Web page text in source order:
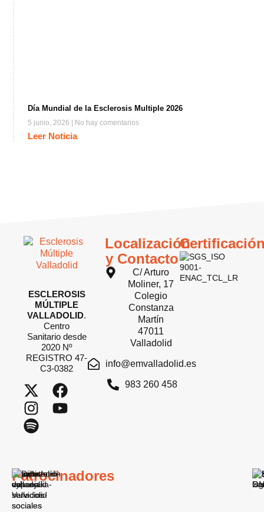
Día Mundial de la Esclerosis Multiple 2026
5 junio, 2026 No hay comentarios
Leer Noticia
ESCLEROSIS
MÚLTIPLE
VALLADOLID.
Centro
Sanitario desde
2020 Nº
REGISTRO 47-
C3-0382
Localización
y Contacto
C/ Arturo
Moliner, 17
Colegio
Constanza
Martín
47011
Valladolid
info@emvalladolid.es
983 260 458
Patrocinadores